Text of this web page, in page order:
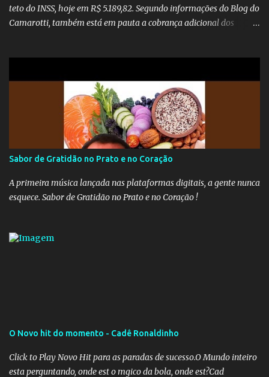
teto do INSS, hoje em R$ 5.189,82. Segundo informações do Blog do
Camarotti, também está em pauta a cobrança adicional dos
a publicação, a reforma da Previdência Social também está sendo
analisada pelos governadores, que querem subir a taxa de
recolhimento. Nesse caso, seriam atingidos os inativos da União e
dos estados. Atualmente, o teto do INSS é de R$ 5.189,82
Sabor de Gratidão no Prato e no Coração
A primeira música lançada nas plataformas digitais, a gente nunca
esquece. Sabor de Gratidão no Prato e no Coração !
O Novo hit do momento - Cadê Ronaldinho
Click to Play Novo Hit para as paradas de sucesso.O Mundo inteiro
esta perguntando, onde est o mgico da bola, onde est?Cad